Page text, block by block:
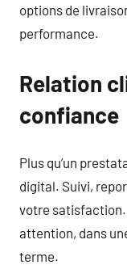
options de
performance.
Relation
confiance
Plus qu’un
digital. Suivi,
votre satisfaction.
attention, dans
terme.